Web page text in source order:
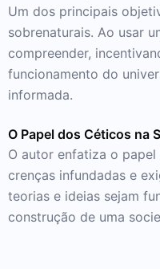
Um dos principais
sobrenaturais. Ao usar
compreender,
funcionamento do
informada.
O Papel dos Céticos na
O autor enfatiza o
crenças infundadas e
teorias e ideias sejam
construção de uma